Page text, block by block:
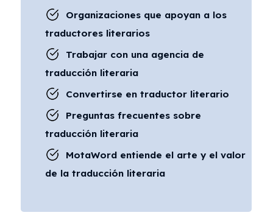
Organizaciones que apoyan a los
traductores literarios
Trabajar con una agencia de
traducción literaria
Convertirse en traductor literario
Preguntas frecuentes sobre
traducción literaria
MotaWord entiende el arte y el valor
de la traducción literaria